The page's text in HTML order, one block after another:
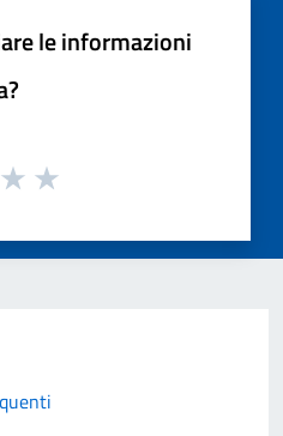
le informazioni